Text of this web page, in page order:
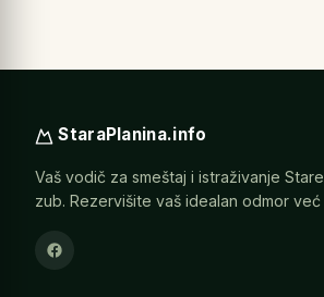
StaraPlanina.info
Vaš vodič za smeštaj i istraživanje
zub. Rezervišite vaš idealan odmor već